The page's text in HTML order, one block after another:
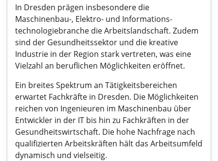
In Dresden prägen insbesondere die
Maschinenbau-, Elektro- und Informations-
technologiebranche die Arbeitslandschaft. Zudem
sind der Gesundheitssektor und die kreative
Industrie in der Region stark vertreten, was eine
Vielzahl an beruflichen Möglichkeiten eröffnet.
Ein breites Spektrum an Tätigkeitsbereichen
erwartet Fachkräfte in Dresden. Die Möglichkeiten
reichen von Ingenieuren im Maschinenbau über
Entwickler in der IT bis hin zu Fachkräften in der
Gesundheitswirtschaft. Die hohe Nachfrage nach
qualifizierten Arbeitskräften hält das Arbeitsumfeld
dynamisch und vielseitig.